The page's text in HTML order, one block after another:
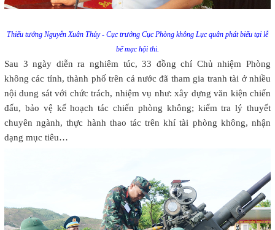
Thiếu tướng Nguyễn Xuân Thủy - Cục trưởng Cục Phòng không Lục quân phát biểu tại lễ
bế mạc hội thi.
Sau 3 ngày diễn ra nghiêm túc, 33 đồng chí Chủ nhiệm Phòng
không các tỉnh, thành phố trên cả nước đã tham gia tranh tài ở nhiều
nội dung sát với chức trách, nhiệm vụ như: xây dựng văn kiện chiến
đấu, bảo vệ kế hoạch tác chiến phòng không; kiểm tra lý thuyết
chuyên ngành, thực hành thao tác trên khí tài phòng không, nhận
dạng mục tiêu…